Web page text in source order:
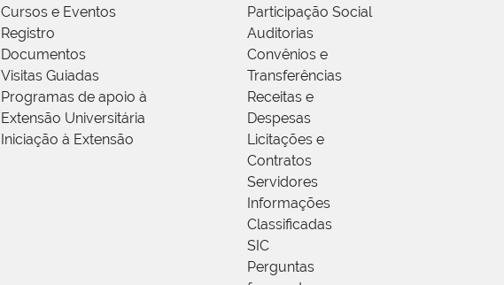
Cursos e Eventos
Registro
Documentos
Visitas Guiadas
Programas de apoio à
Extensão Universitária
Iniciação à Extensão
Participação Social
Auditorias
Convênios e
Transferências
Receitas e
Despesas
Licitações e
Contratos
Servidores
Informações
Classificadas
SIC
Perguntas